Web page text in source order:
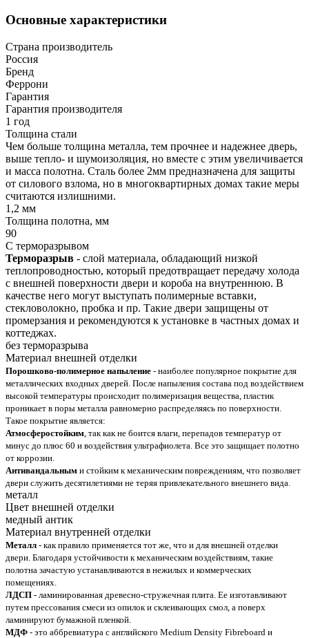
Основные характеристики
Страна производитель
Россия
Бренд
Феррони
Гарантия
Гарантия производителя
1 год
Толщина стали
Чем больше толщина металла, тем прочнее и надежнее дверь,
выше тепло- и шумоизоляция, но вместе с этим увеличивается
и масса полотна. Сталь более 2мм предназначена для защиты
от силового взлома, но в многоквартирных домах такие меры
считаются излишними.
1,2 мм
Толщина полотна, мм
90
С терморазрывом
Терморазрыв - слой материала, обладающий низкой
теплопроводностью, который предотвращает передачу холода
с внешней поверхности двери и короба на внутреннюю. В
качестве него могут выступать полимерные вставки,
стекловолокно, пробка и пр. Такие двери защищены от
промерзания и рекомендуются к установке в частных домах и
коттеджах.
без терморазрыва
Материал внешней отделки
Порошково-полимерное напыление - наиболее популярное покрытие для
металлических входных дверей. После напыления состава под воздействием
высокой температуры происходит полимеризация вещества, пластик
проникает в поры металла равномерно распределяясь по поверхности.
Такое покрытие является:
Атмосферостойким , так как не боится влаги, перепадов температур от
минус до плюс 60 и воздействия ультрафиолета. Все это защищает полотно
от коррозии.
Антивандальным и стойким к механическим повреждениям, что позволяет
двери служить десятилетиями не теряя привлекательного внешнего вида.
металл
Цвет внешней отделки
медный антик
Материал внутренней отделки
Металл - как правило применяется тот же, что и для внешней отделки
двери. Благодаря устойчивости к механическим воздействиям, такие
полотна зачастую устанавливаются в нежилых и коммерческих
помещениях.
ЛДСП - ламинированная древесно-стружечная плита. Ее изготавливают
путем прессования смеси из опилок и склеивающих смол, а поверх
ламинируют бумажной пленкой.
МДФ - это аббревиатура с английского Medium Density Fibreboard и